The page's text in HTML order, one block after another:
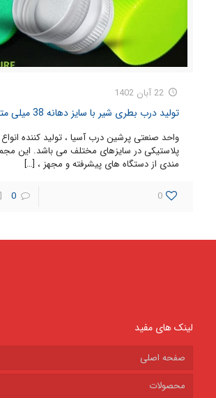
22 آبان 1402
تولید درب بطری شیر با سایز دهانه 38 میلی متر
واحد صنعتی پرشین درب آسیا ، تولید کننده
پلاستیکی در سایزهای مختلف می باشد. این
مندی از دستگاه های پیشرفته و مجهز ، […]
0
0
لینک های مفید
صفحه اصلی
محصولات